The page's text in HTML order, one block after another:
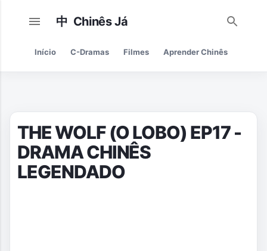
Pular para o conteúdo principal
Início C-Dramas Filmes Aprender Chinês
THE WOLF (O LOBO) EP17 -
DRAMA CHINÊS
LEGENDADO